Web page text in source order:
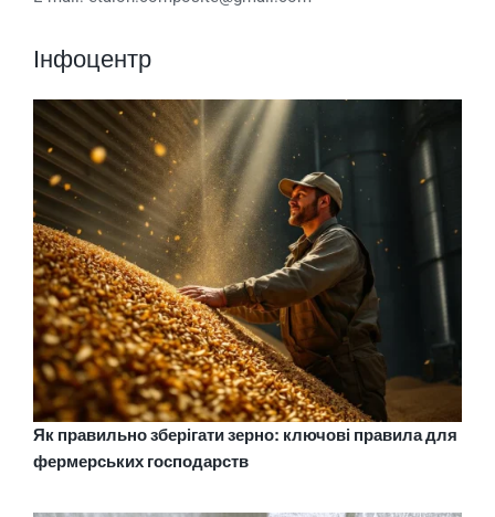
Інфоцентр
Як правильно зберігати зерно: ключові правила для
фермерських господарств